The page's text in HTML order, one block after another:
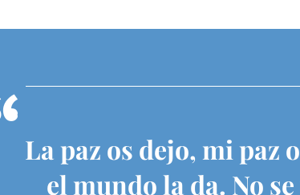
La paz os dejo, mi paz
el mundo la da. No